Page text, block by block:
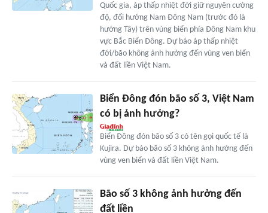
Quốc gia, áp thấp nhiệt đới giữ nguyên cường
độ, đổi hướng Nam Đông Nam (trước đó là
hướng Tây) trên vùng biển phía Đông Nam khu
vực Bắc Biển Đông. Dự báo áp thấp nhiệt
đới/bão không ảnh hưởng đến vùng ven biển
và đất liền Việt Nam.
Biển Đông đón bão số 3, Việt Nam
có bị ảnh hưởng?
Biển Đông đón bão số 3 có tên gọi quốc tế là
Kujira. Dự báo bão số 3 không ảnh hưởng đến
vùng ven biển và đất liền Việt Nam.
Bão số 3 không ảnh hưởng đến
đất liền